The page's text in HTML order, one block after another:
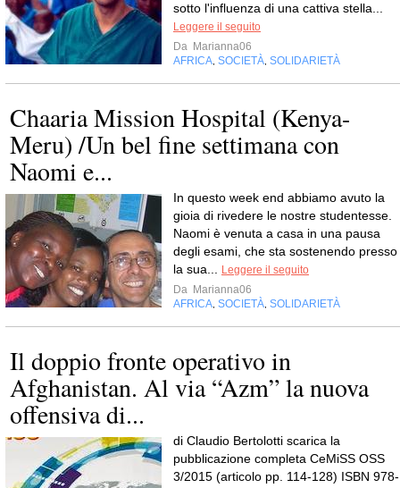
sotto l'influenza di una cattiva stella...
Leggere il seguito
Da Marianna06
AFRICA SOCIETÀ SOLIDARIETÀ
Chaaria Mission Hospital (Kenya-
Meru) /Un bel fine settimana con
Naomi e...
In questo week end abbiamo avuto la
gioia di rivedere le nostre studentesse.
Naomi è venuta a casa in una pausa
degli esami, che sta sostenendo presso
la sua...
Leggere il seguito
Da Marianna06
AFRICA SOCIETÀ SOLIDARIETÀ
Il doppio fronte operativo in
Afghanistan. Al via “Azm” la nuova
offensiva di...
di Claudio Bertolotti scarica la
pubblicazione completa CeMiSS OSS
3/2015 (articolo pp. 114-128) ISBN 978-